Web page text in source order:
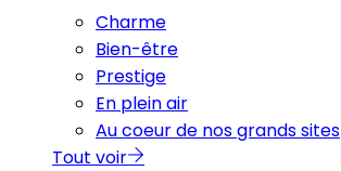
Charme
Bien-être
Prestige
En plein air
Au coeur de nos grands sites
Tout voir